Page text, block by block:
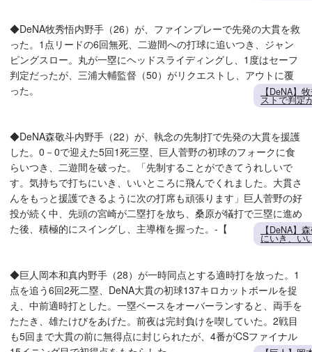
◆DeNA牧秀悟内野手（26）が、ファインプレーで先発の大貫を救
った。1点リードの6回無死、二遊間への打球に追いつき、ジャン
ピングスロー。丸が一塁にヘッドスライディングし、1度はセーフ
判定だったが、三浦大輔監督（50）がリクエストし、アウトに覆
った。
【DeNA】
ストで判定
◆DeNA森敬斗内野手（22）が、執念の先制打で先発の大貫を援護
した。0－0で迎えた5回1死三塁、巨人菅野の初球のフォークに食
らいつき、二遊間を破った。「先制することができてうれしいで
す。気持ちで打ちにいき、いいところに飛んでくれました。大貫さ
んをもっと援護できるように次の打席も頑張ります」巨人菅野の好
投が続く中、先頭の宮崎が二塁打を放ち、桑原が犠打で三塁に進め
た後、積極的にスイングし、主導権を握った。-【
【DeNA】
にいき、い
◆巨人岡本和真内野手（28）が一時同点とする適時打を放った。1
点を追う6回2死二塁、DeNA大貫の初球137キロカットボールを捉
え、中前適時打とした。一塁ベースをオーバーランすると、両手を
たたき、雄たけびをあげた。前夜は完封負けを喫していた。2戦目
も5回まで大貫の前に無得点に封じられたが、4番がCSファイナル